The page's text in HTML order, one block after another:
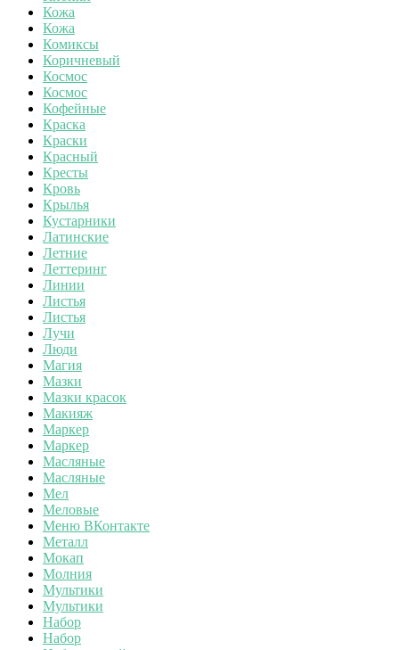
Кожа
Кожа
Комиксы
Коричневый
Космос
Космос
Кофейные
Краска
Краски
Красный
Кресты
Кровь
Крылья
Кустарники
Латинские
Летние
Леттеринг
Линии
Листья
Листья
Лучи
Люди
Магия
Мазки
Мазки красок
Макияж
Маркер
Маркер
Масляные
Масляные
Мел
Меловые
Меню ВКонтакте
Металл
Мокап
Молния
Мультики
Мультики
Набор
Набор